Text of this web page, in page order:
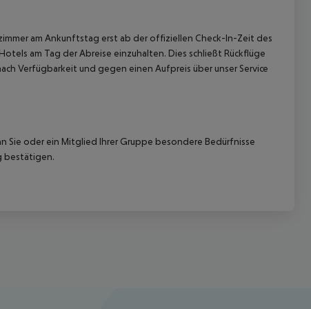
am Ankunftstag erst ab der offiziellen Check-In-Zeit des
am Tag der Abreise einzuhalten. Dies schließt Rückflüge
Verfügbarkeit und gegen einen Aufpreis über unser Service
Sie oder ein Mitglied Ihrer Gruppe besondere Bedürfnisse
bestätigen.